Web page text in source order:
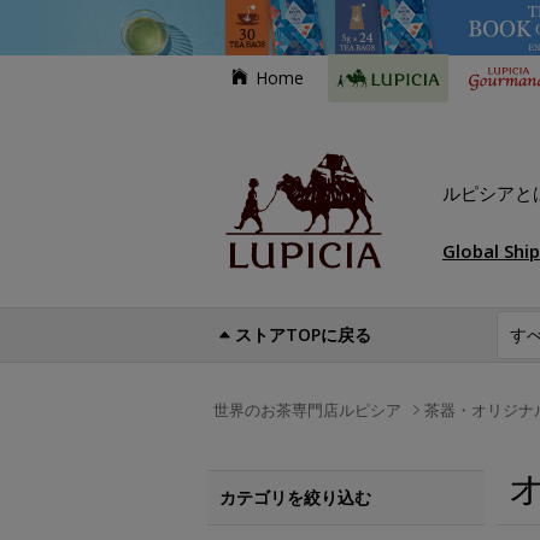
Home
ルピシアと
Global
ストアTOPに戻る
世界のお茶専門店ルピシア 茶器・オリジナ
カテゴリを絞り込む